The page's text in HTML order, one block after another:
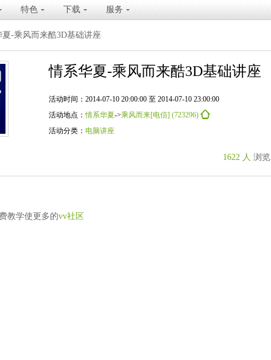
特色 下载 服务
夏-乘风而来酷3D基础讲座
情系华夏-乘风而来酷3D基础讲座
活动时间：2014-07-10 20:00:00 至 2014-07-10 23:00:00
活动地点：情系华夏->乘风而来[电信] (723296)
活动分类： 电脑讲座
1622 人 浏览
教学使更多的vv社区